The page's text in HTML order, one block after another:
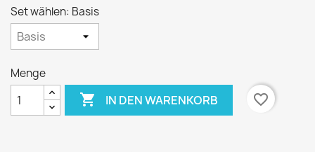
Set wählen: Basis
Menge
 IN DEN WARENKORB favorite_border